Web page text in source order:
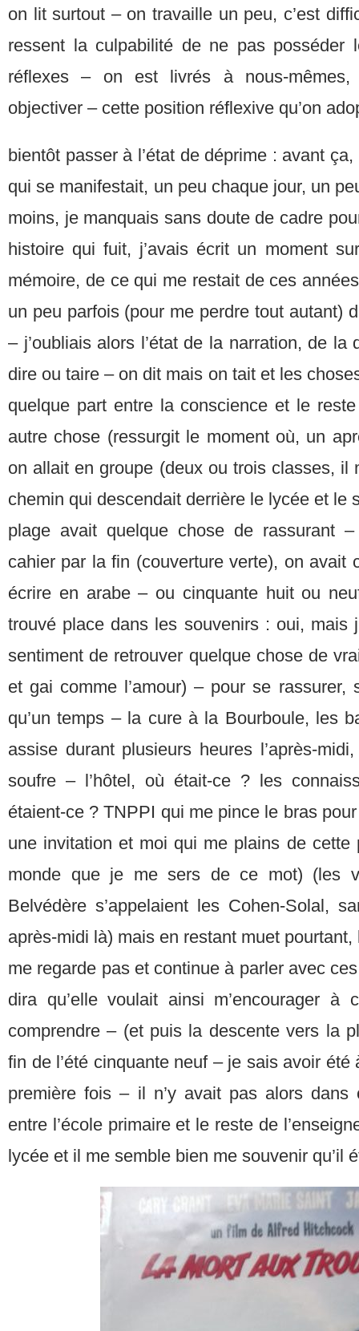
on lit surtout – on travaille un peu, c’est
ressent la culpabilité de ne pas posséder
réflexes – on est livrés à nous-
objectiver – cette position réflexive qu’on
bientôt passer à l’état de déprime : avant
qui se manifestait, un peu chaque jour, un
moins, je manquais sans doute de cadre
histoire qui fuit, j’avais écrit un moment
mémoire, de ce qui me restait de ces
un peu parfois (pour me perdre tout autant)
– j’oubliais alors l’état de la narration, de la
dire ou taire – on dit mais on tait et les
quelque part entre la conscience et le
autre chose (ressurgit le moment où, un
on allait en groupe (deux ou trois classes, il
chemin qui descendait derrière le lycée et le
plage avait quelque chose de rassurant
cahier par la fin (couverture verte), on avait
écrire en arabe – ou cinquante huit ou
trouvé place dans les souvenirs : oui, mais
sentiment de retrouver quelque chose de
et gai comme l’amour) – pour se
qu’un temps – la cure à la Bourboule, les
assise durant plusieurs heures l’après-
soufre – l’hôtel, où était-ce ? les
étaient-ce ? TNPPI qui me pince le bras
une invitation et moi qui me plains de cette
monde que je me sers de ce mot) (les
Belvédère s’appelaient les Cohen-Solal,
après-midi là) mais en restant muet
me regarde pas et continue à parler avec
dira qu’elle voulait ainsi m’encourager à
comprendre – (et puis la descente vers la
fin de l’été cinquante neuf – je sais avoir été
première fois – il n’y avait pas alors dans
entre l’école primaire et le reste de
lycée et il me semble bien me souvenir qu’il